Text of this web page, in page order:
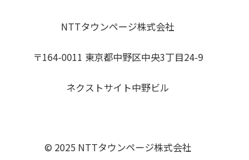
NTTタウンページ株式会社
〒164-0011 東京都中野区中央3丁目24-9
ネクストサイト中野ビル
© 2025 NTTタウンページ株式会社